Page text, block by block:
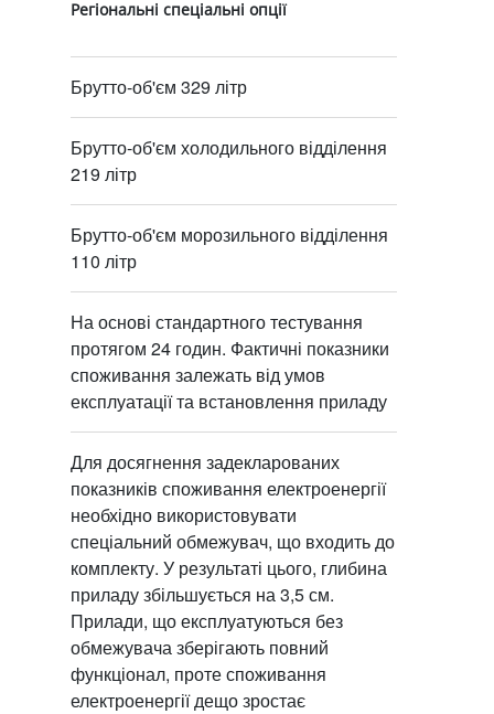
Регіональні спеціальні опції
Брутто-об'єм 329 літр
Брутто-об'єм холодильного відділення
219 літр
Брутто-об'єм морозильного відділення
110 літр
На основі стандартного тестування
протягом 24 годин. Фактичні показники
споживання залежать від умов
експлуатації та встановлення приладу
Для досягнення задекларованих
показників споживання електроенергії
необхідно використовувати
спеціальний обмежувач, що входить до
комплекту. У результаті цього, глибина
приладу збільшується на 3,5 см.
Прилади, що експлуатуються без
обмежувача зберігають повний
функціонал, проте споживання
електроенергії дещо зростає